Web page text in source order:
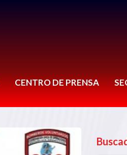
CENTRO DE PRENSA